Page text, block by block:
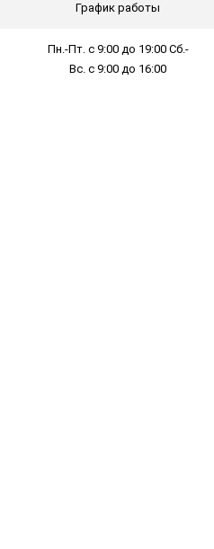
График работы
Пн.-Пт. с 9:00 до 19:00 Сб.-
Вс. с 9:00 до 16:00